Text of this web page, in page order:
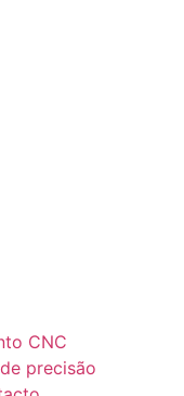
CNC
precisão